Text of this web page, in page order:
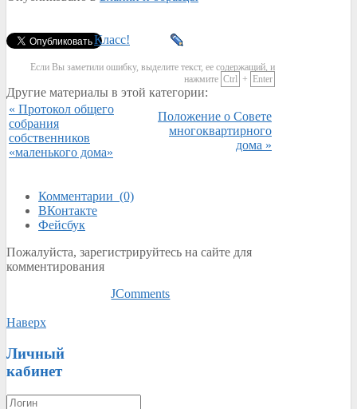
Класс!
Если Вы заметили ошибку, выделите текст, ее содержащий, и
нажмите Ctrl + Enter
Другие материалы в этой категории:
« Протокол общего
собрания
собственников
«маленького дома»
Положение о Совете
многоквартирного
дома »
Комментарии (0)
ВКонтакте
Фейсбук
Пожалуйста, зарегистрируйтесь на сайте для
комментирования
JComments
Наверх
Личный
кабинет